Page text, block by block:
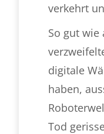
verkehrt
So gut
digitale
haben,
Tod